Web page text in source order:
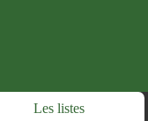
Les listes